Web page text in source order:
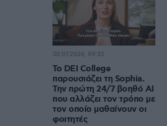
Το DEI College
παρουσιάζει τη Sophia.
Την πρώτη 24/7 βοηθό AI
που αλλάζει τον τρόπο με
τον οποίο μαθαίνουν οι
φοιτητές
30.07.2026, 09:33